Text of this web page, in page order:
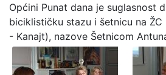
Općini Punat dana je suglasnost
biciklističku stazu i šetnicu na
- Kanajt), nazove Šetnicom